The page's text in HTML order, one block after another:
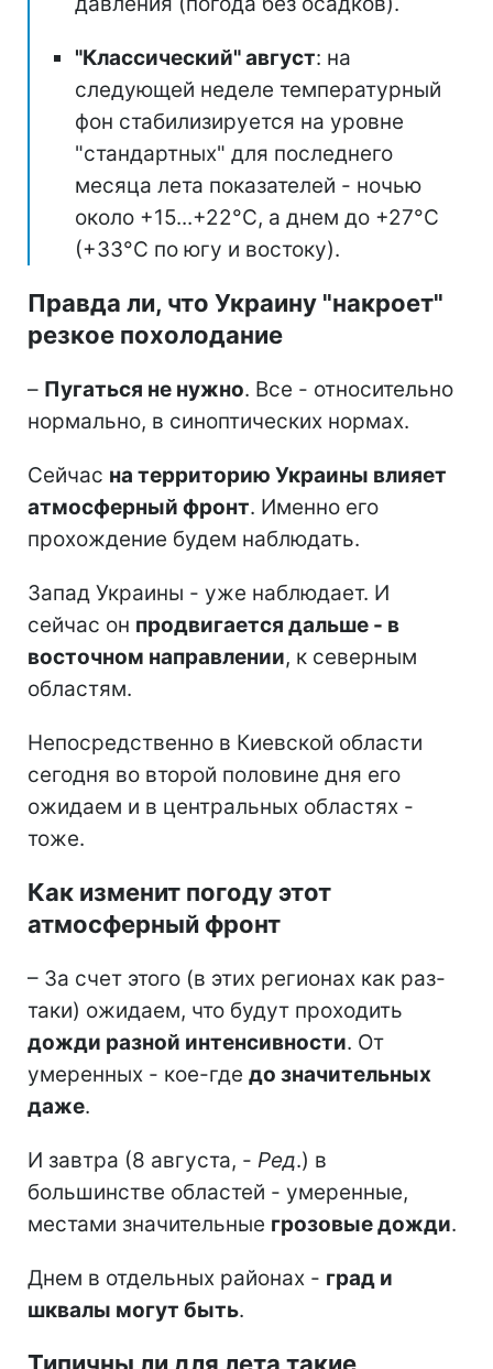
"Классический" август: на
следующей неделе температурный
фон стабилизируется на уровне
"стандартных" для последнего
месяца лета показателей - ночью
около +15...+22°C, а днем до +27°C
(+33°C по югу и востоку).
Правда ли, что Украину "накроет"
резкое похолодание
– Пугаться не нужно. Все - относительно
нормально, в синоптических нормах.
Сейчас на территорию Украины влияет
атмосферный фронт. Именно его
прохождение будем наблюдать.
Запад Украины - уже наблюдает. И
сейчас он продвигается дальше - в
восточном направлении, к северным
областям.
Непосредственно в Киевской области
сегодня во второй половине дня его
ожидаем и в центральных областях -
тоже.
Как изменит погоду этот
атмосферный фронт
– За счет этого (в этих регионах как раз-
таки) ожидаем, что будут проходить
дожди разной интенсивности. От
умеренных - кое-где до значительных
даже.
И завтра (8 августа, - Ред.) в
большинстве областей - умеренные,
местами значительные грозовые дожди.
Днем в отдельных районах - град и
шквалы могут быть.
Типичны ли для лета такие